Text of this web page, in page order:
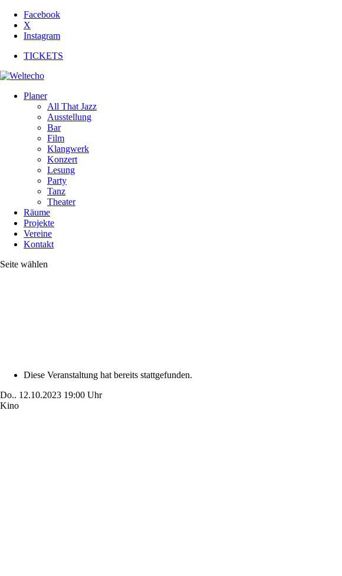
Facebook
X
Instagram
TICKETS
Planer
All That Jazz
Ausstellung
Bar
Film
Klangwerk
Konzert
Lesung
Party
Tanz
Theater
Räume
Projekte
Vereine
Kontakt
Seite wählen
Diese Veranstaltung hat bereits stattgefunden.
Do.. 12.10.2023 19:00 Uhr
Kino